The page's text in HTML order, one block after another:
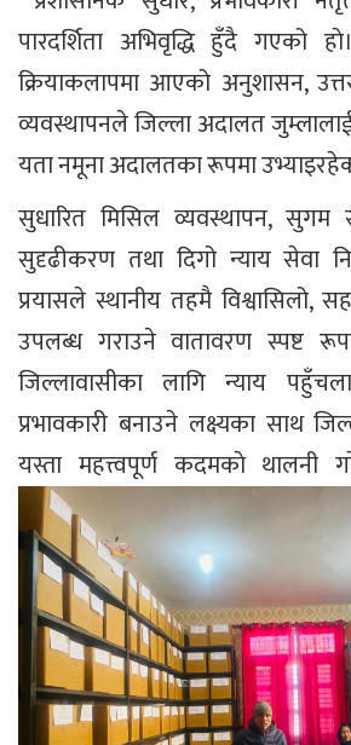
पारदर्शिता अभिवृद्धि हुँदै गएको
क्रियाकलापमा आएको अनुशासन,
व्यवस्थापनले जिल्ला अदालत
यता नमूना अदालतका रूपमा
सुधारित मिसिल व्यवस्थापन, सुगम
सुदृढीकरण तथा दिगो न्याय सेवा
प्रयासले स्थानीय तहमै विश्वासिलो,
उपलब्ध गराउने वातावरण स्पष्ट
जिल्लावासीका लागि न्याय
प्रभावकारी बनाउने लक्ष्यका साथ
यस्ता महत्त्वपूर्ण कदमकाे